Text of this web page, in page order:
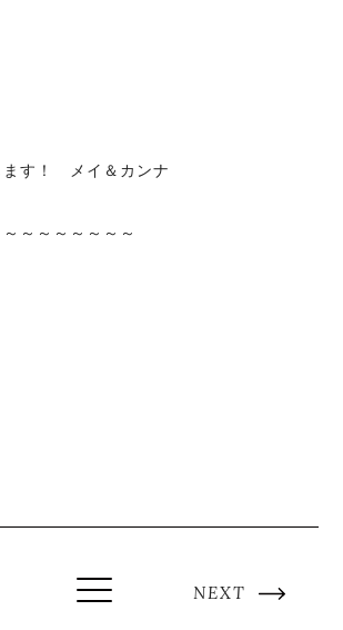
ます！ メイ＆カンナ
～～～～～～～
NEXT